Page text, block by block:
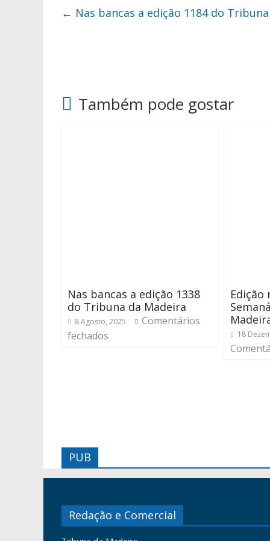
← Nas bancas a edição 1184 do
Também pode gostar
Nas bancas a edição 1338
do Tribuna da Madeira
8 Agosto, 2025
Comentários
fechados
Edição
18
PUB
Redação e Comercial